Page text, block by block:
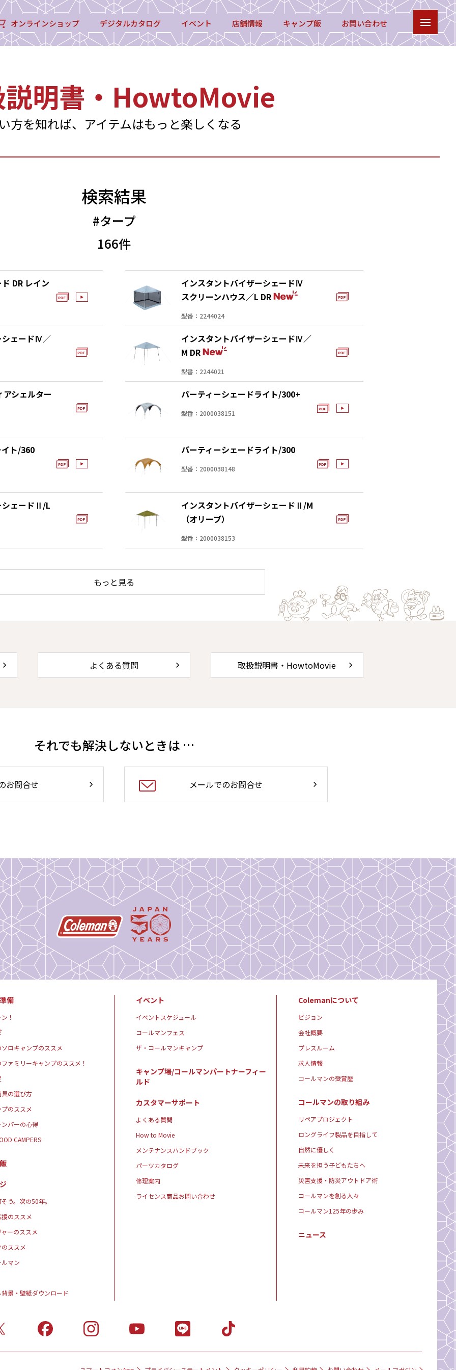
オンラインショップ デジタルカタログ イベント 店舗情報 キャンプ飯 お問い合わせ
明書・ HowtoMovie
方を知れば、アイテムはもっと楽しくなる
検索結果
#タープ
166件
DR レイン
インスタントバイザーシェードⅣ
スクリーンハウス／L DR
型番：2244024
シェードⅣ／
インスタントバイザーシェードⅣ／
M DR
型番：2244021
シェルター パーティーシェードライト/300+
型番：2000038151
ト/360 パーティーシェードライト/300
型番：2000038148
シェードⅡ/L
インスタントバイザーシェードⅡ/M
（オリーブ）
型番：2000038153
もっと見る
よくある質問 取扱説明書・HowtoMovie
それでも解決しないときは …
お問合せ メールでのお問合せ
備
！
ロキャンプのススメ
ァミリーキャンプのススメ！
の選び方
のススメ
パーの心得
CAMPERS
う。次の50年。
のススメ
ーのススメ
ススメ
マン
景・壁紙ダウンロード
イベント
イベントスケジュール
コールマンフェス
ザ・コールマンキャンプ
キャンプ場/コールマンパートナーフィー
ルド
カスタマーサポート
よくある質問
How to Movie
メンテナンスハンドブック
パーツカタログ
修理案内
ライセンス商品お問い合わせ
Colemanについて
ビジョン
会社概要
プレスルーム
求人情報
コールマンの受賞歴
コールマンの取り組み
リペアプロジェクト
ロングライフ製品を目指して
自然に優しく
未来を担う子どもたちへ
災害支援・防災アウトドア術
コールマンを創る人々
コールマン125年の歩み
ニュース